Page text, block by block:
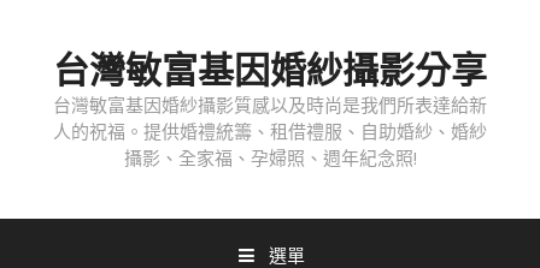
台灣敏富基因婚紗攝影分享
台灣敏富基因婚紗攝影質感以及時尚是我們所表達給新
人的祝福。提供婚禮統籌、租借禮服、自助婚紗、婚紗
攝影、全家福、孕婦照、週年紀念照!
選單